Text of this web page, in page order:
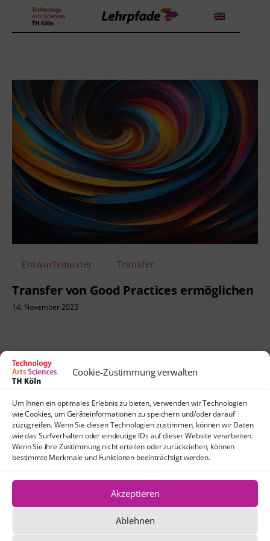
Cookie-Zustimmung verwalten
Um Ihnen ein optimales Erlebnis zu bieten, verwenden wir Technologien
wie Cookies, um Geräteinformationen zu speichern und/oder darauf
zuzugreifen. Wenn Sie diesen Technologien zustimmen, können wir Daten
wie das Surfverhalten oder eindeutige IDs auf dieser Website verarbeiten.
Wenn Sie ihre Zustimmung nicht erteilen oder zurückziehen, können
bestimmte Merkmale und Funktionen beeinträchtigt werden.
Akzeptieren
Ablehnen
Theorien und Methoden
Tools
Lehrstrategie
Workshops
Über uns
Entwurfsmuster Transfer
Transfer von Good Practices ermöglichen
14. November 2023
lehrpfade@th-koeln.de
Anfahrt
TH Köln
Standort Köln-Mülheim
51063 Köln
Die Texte und Grafiken dieser Website